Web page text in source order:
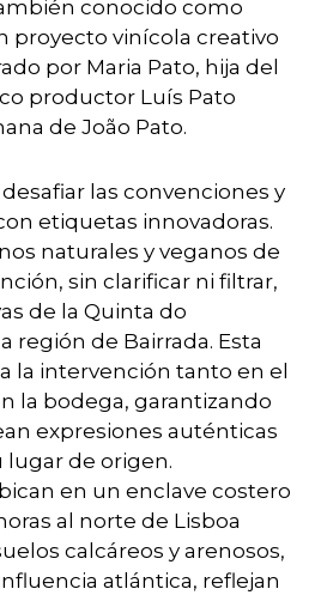
conocido como
proyecto vinícola creativo
por Maria Pato, hija del
productor Luís Pato
de João Pato.
las convenciones y
etiquetas innovadoras.
naturales y veganos de
sin clarificar ni filtrar,
de la Quinta do
región de Bairrada. Esta
la intervención tanto en el
la bodega, garantizando
expresiones auténticas
lugar de origen.
en un enclave costero
al norte de Lisboa
calcáreos y arenosos,
atlántica, reflejan